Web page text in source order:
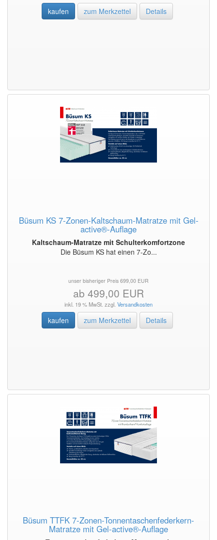
kaufen zum Merkzettel Details
Büsum KS 7-Zonen-Kaltschaum-Matratze mit Gel-
active®-Auflage
Kaltschaum-Matratze mit Schulterkomfortzone
Die Büsum KS hat einen 7-Zo...
unser bisheriger Preis 699,00 EUR
ab 499,00 EUR
inkl. 19 % MwSt. zzgl. Versandkosten
kaufen zum Merkzettel Details
Büsum TTFK 7-Zonen-Tonnentaschenfederkern-
Matratze mit Gel-active®-Auflage